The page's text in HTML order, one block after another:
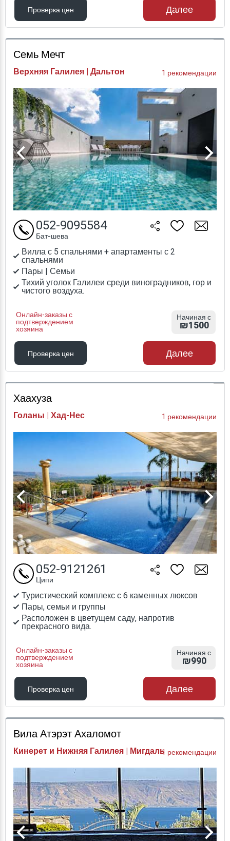
Проверка цен
Проверка цен
Далее
Семь Мечт
Верхняя Галилея | Дальтон 1 рекомендации
Вилла с 5 спальнями + апартаменты с 2
спальнями
Пары | Семьи
Тихий уголок Галилеи среди виноградников, гор и
чистого воздуха.
Онлайн-заказы с
подтверждением
хозяина
052-9095584
Бат-шева
Начиная с
₪1500
Проверка цен
Проверка цен
Далее
Хаахуза
Голаны | Хад-Нес 1 рекомендации
Туристический комплекс с 6 каменных люксов
Пары, семьи и группы
Расположен в цветущем саду, напротив
прекрасного вида.
Онлайн-заказы с
подтверждением
хозяина
052-9121261
Ципи
Начиная с
₪990
Проверка цен
Проверка цен
Далее
Вила Атэрэт Ахаломот
Кинерет и Нижняя Галилея | Мигдаль1 рекомендации